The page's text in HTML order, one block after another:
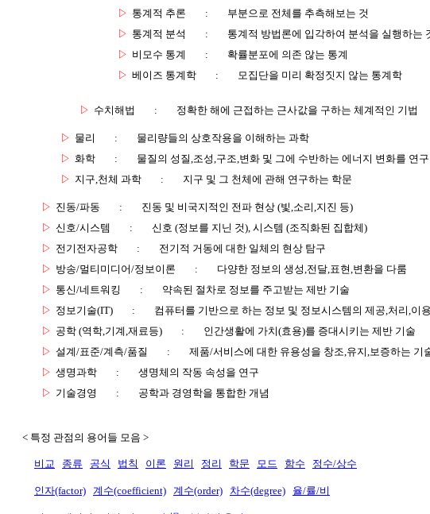
▷ 통계적 추론 :
부분으로 전체를 추측해보는 것
▷ 통계적 분석 :
통계적 방법론에 입각하여 분석을 실행하는
▷ 비모수 통계 :
확률분포에 의존 않는 통계
▷ 베이즈 통계학 : 모집단을 미리 확정짓지 않는 통계학
▷ 수치해법 : 정확한 해에 근접하는 근사값을 구하는 체계적인 기법
▷ 물리 :
물리량들의 상호작용을 이해하는 과학
▷ 화학 :
물질의 성질,조성,구조,변화 및 그에 수반하는 에너지 변화를 연구
▷ 지구,천체 과학 : 지구 및 그 천체에 관해 연구하는 학문
▷ 진동/파동 :
진동 및 비국지적인 전파 현상 (빛,소리,지진 등)
▷ 신호/시스템 :
신호 (정보를 지닌 것), 시스템 (조직화된 집합체)
▷ 전기전자공학 :
전기적 거동에 대한 일체의 현상 탐구
▷ 방송/멀티미디어/정보이론 :
다양한 정보의 생성,전달,표현,변환을 다룸
▷ 통신/네트워킹 :
약속된 절차로 정보를 주고받는 제반 기술
▷ 정보기술(IT) :
컴퓨터를 기반으로 하는 정보 및 정보시스템의 제공,처리,이용
▷ 공학 (역학,기계,재료등) :
인간생활에 가치(효용)를 증대시키는 제반 기술
▷ 설계/표준/계측/품질 :
제품/서비스에 대한 유용성을 창조,유지,보증하는 기
▷ 생명과학 :
생명체의 작동 속성을 연구
▷ 기술경영 : 공학과 경영학을 통합한 개념
< 특정 관점의 용어들 모음 >
비교 종류 공식 법칙 이론 원리 정리 학문 모드 함수 정수/상수
인자(factor) 계수(coefficient) 계수(order) 차수(degree) 율/률/비